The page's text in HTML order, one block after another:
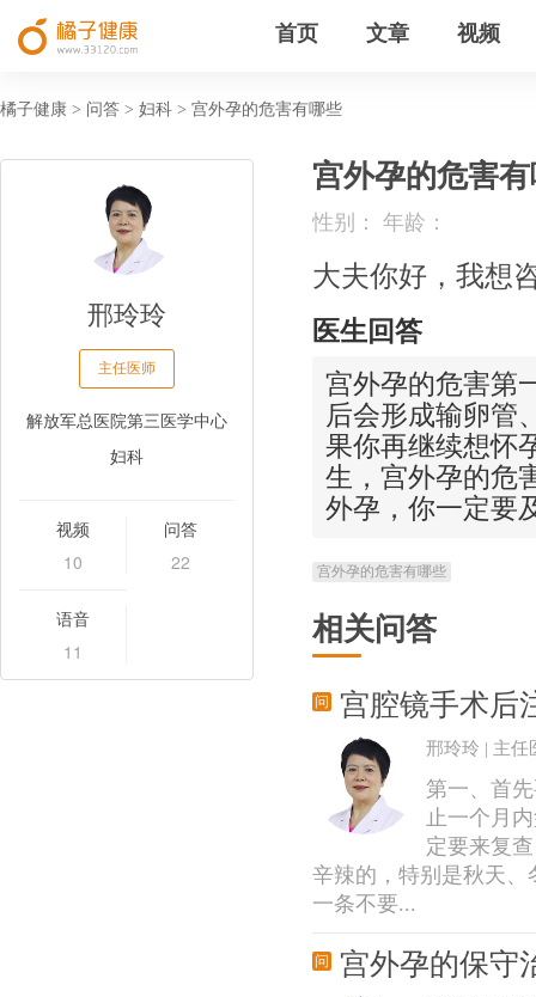
首页 文章 视频
橘子健康 > 问答 > 妇科 > 宫外孕的危害有哪些
邢玲玲
主任医师
解放军总医院第三医学中心
妇科
视频
10
问答
22
语音
11
宫外孕的危害
性别： 年龄：
大夫你好，我想
医生回答
宫外孕的危害第
后会形成输卵管
果你再继续想怀
生，宫外孕的危
外孕，你一定要
宫外孕的危害有哪些
相关问答
宫腔镜手术后
邢玲玲 | 主任
第一、首
止一个月
定要来复
辛辣的，特别是秋天
一条不要...
宫外孕的保守